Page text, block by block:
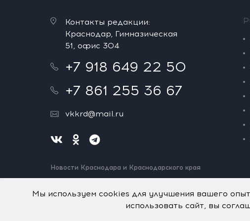
Контакты редакции:
Краснодар, Гимназическая
51, офис 304
+7 918 649 22 50
+7 861 255 36 67
vkkrd@mail.ru
Новости Краснодара и Краснодарского края
Нашли ошибку? Выделите и нажмите Ctrl+Enter.
Мы используем cookies для улучшения вашего
использовать сайт, вы